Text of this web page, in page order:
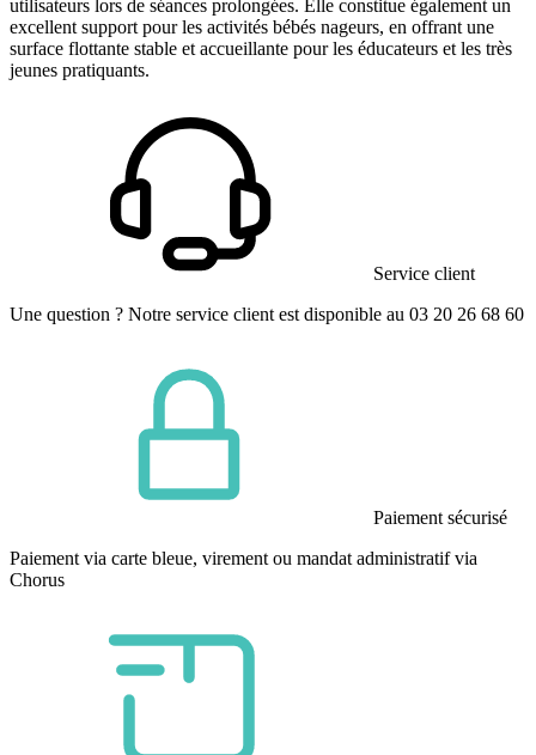
utilisateurs lors de séances prolongées. Elle constitue également un
excellent support pour les activités bébés nageurs, en offrant une
surface flottante stable et accueillante pour les éducateurs et les très
jeunes pratiquants.
Service client
Une question ? Notre service client est disponible au 03 20 26 68 60
Paiement sécurisé
Paiement via carte bleue, virement ou mandat administratif via
Chorus